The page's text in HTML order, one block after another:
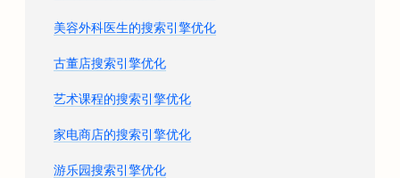
美容外科医生的搜索引擎优化
古董店搜索引擎优化
艺术课程的搜索引擎优化
家电商店的搜索引擎优化
游乐园搜索引擎优化